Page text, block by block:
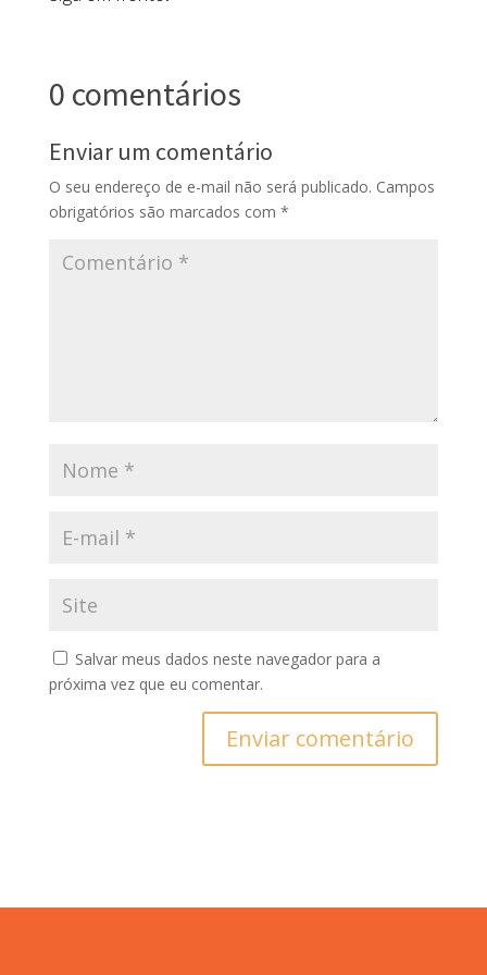
0 comentários
Enviar um comentário
O seu endereço de e-mail não será publicado. Campos
obrigatórios são marcados com *
Salvar meus dados neste navegador para a
próxima vez que eu comentar.
Enviar comentário